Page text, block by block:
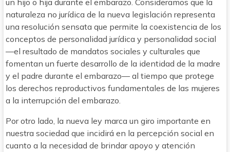
un hijo o hija durante el embarazo. Consideramos que la
naturaleza no jurídica de la nueva legislación representa
una resolución sensata que permite la coexistencia de los
conceptos de personalidad jurídica y personalidad social
—el resultado de mandatos sociales y culturales que
fomentan un fuerte desarrollo de la identidad de la madre
y el padre durante el embarazo— al tiempo que protege
los derechos reproductivos fundamentales de las mujeres
a la interrupción del embarazo.
Por otro lado, la nueva ley marca un giro importante en
nuestra sociedad que incidirá en la percepción social en
cuanto a la necesidad de brindar apoyo y atención